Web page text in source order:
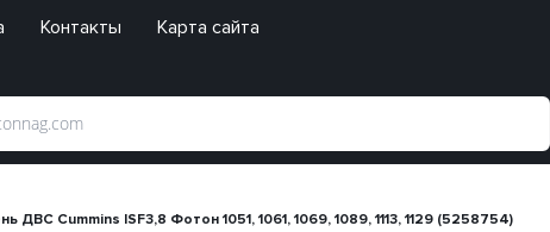
Контакты Карта сайта
ДВС Cummins ISF3,8 Фотон 1051, 1061, 1069, 1089, 1113, 1129 (5258754)